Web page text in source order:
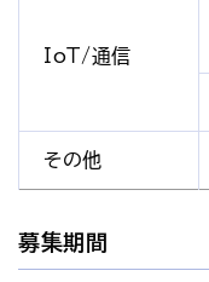
IoT/通信
その他
募集期間